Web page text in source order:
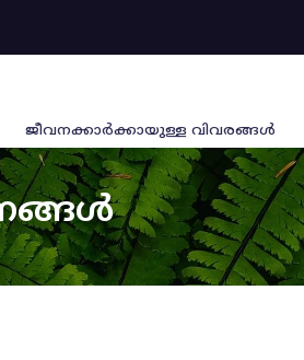
ജീവനക്കാര്‍ക്കായുള്ള വിവരങ്ങള്‍